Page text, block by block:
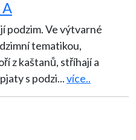
A
výtvarné
tematikou,
z kaštanů, stříhají a
s podzi...více..